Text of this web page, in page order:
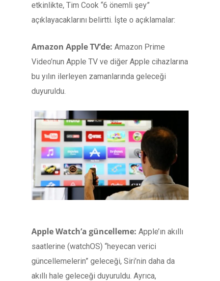
etkinlikte, Tim Cook “6 önemli şey”
açıklayacaklarını belirtti. İşte o açıklamalar:
Amazon Apple TV’de: Amazon Prime
Video’nun Apple TV ve diğer Apple cihazlarına
bu yılın ilerleyen zamanlarında geleceği
duyuruldu.
Apple Watch’a güncelleme: Apple’ın akıllı
saatlerine (watchOS) “heyecan verici
güncellemelerin” geleceği, Siri’nin daha da
akıllı hale geleceği duyuruldu. Ayrıca,